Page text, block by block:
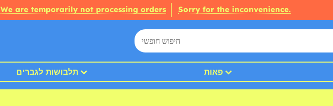
We are temporarily not processing orders Sorry for the inconvenience.
תלבושות לגברים פאות